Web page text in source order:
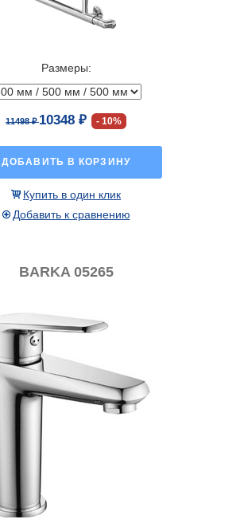
Размеры:
11498 ₽10348 ₽ 10%
ДОБАВИТЬ В КОРЗИНУ
Купить в один клик
Добавить к сравнению
BARKA 05265